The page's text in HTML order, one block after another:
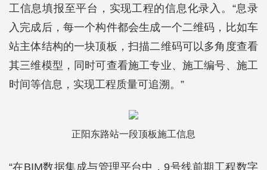
工信息填报至平台，实现工程的信息化录入。“息录
入完成后，每一个构件都会生成一个二维码，比如车
站主体结构的一块顶板，扫描二维码可以多角度查看
其三维模型，同时可查看施工专业、施工编号、施工
时间等信息，实现工程质量可追溯。”
正阳东路站一段顶板施工信息
“在BIM数据集成与管理平台中，9号线前期工程数字